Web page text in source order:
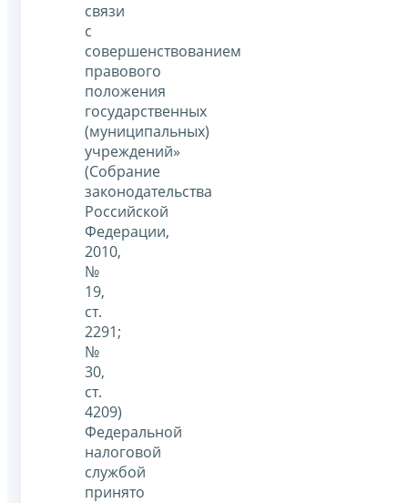
связи
с
совершенствованием
правового
положения
государственных
(муниципальных)
учреждений»
(Собрание
законодательства
Российской
Федерации,
2010,
№
19,
ст.
2291;
№
30,
ст.
4209)
Федеральной
налоговой
службой
принято